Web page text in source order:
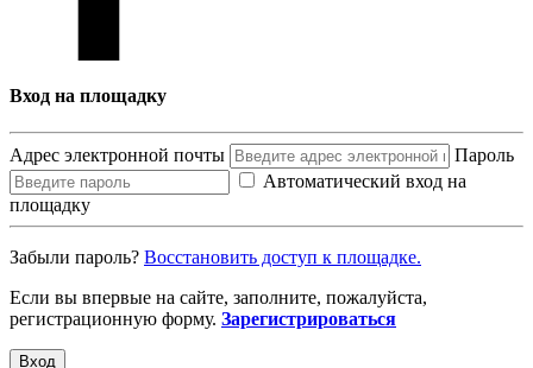
Вход на площадку
Адрес электронной почты
Пароль
Автоматический вход на
площадку
Забыли пароль? Восcтановить доступ к площадке.
Если вы впервые на сайте, заполните, пожалуйста,
регистрационную форму. Зарегистрироваться
Вход